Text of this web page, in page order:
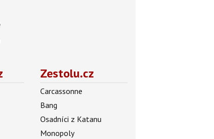
Zestolu.cz
Carcassonne
Bang
Osadníci z Katanu
Monopoly